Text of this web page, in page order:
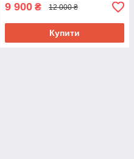
9 900 ₴ 12 000 ₴
Купити